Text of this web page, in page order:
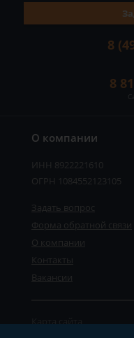
О компании
ИНН 8922221610
ОГРН 1084552123105
Задать вопрос
Форма обратной связи
О компании
Контакты
Вакансии
Карта сайта
8
8